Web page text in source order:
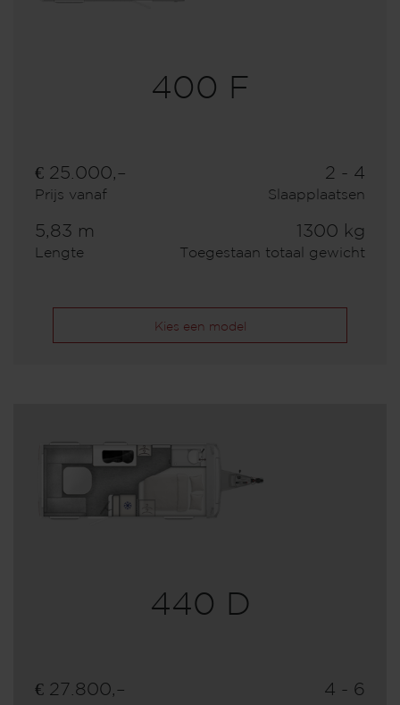
400 F
€ 25.000,–
Prijs vanaf
2 - 4
Slaapplaatsen
5,83 m
Lengte
1300 kg
Toegestaan totaal gewicht
Kies een model
440 D
€ 27.800,– 4 - 6